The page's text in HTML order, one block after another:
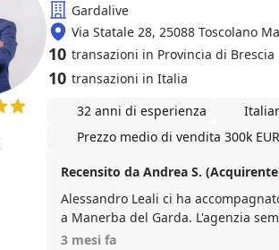
Gardalive
Via Statale 28, 25088 Toscolano
10 transazioni in Provincia di Brescia
10 transazioni in Italia
32 anni di esperienza
Prezzo medio di vendita 300k EUR
Recensito da Andrea S.
Alessandro Leali ci ha
a Manerba del Garda. L'agenzia
3 mesi fa